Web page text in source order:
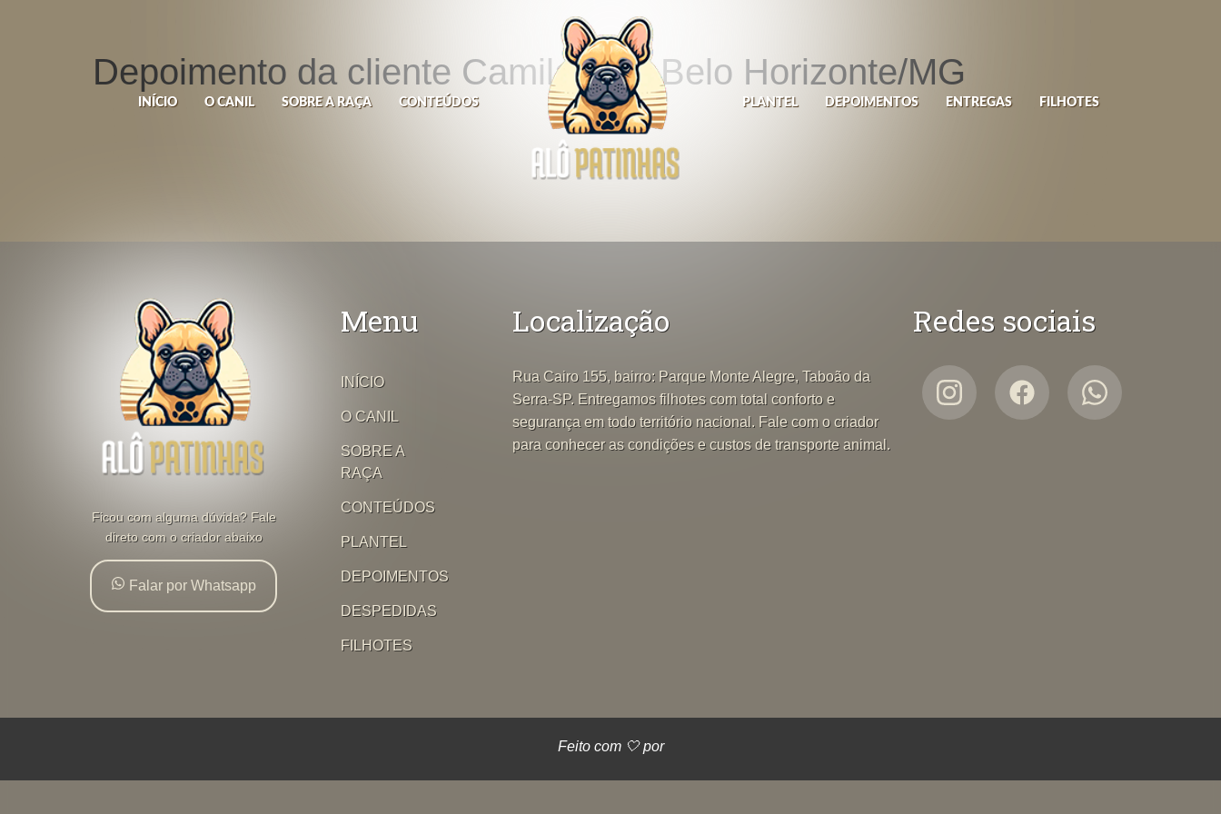
INÍCIO O CANIL SOBRE A RAÇA CONTEÚDOS PLANTEL DEPOIMENTOS ENTREGAS FILHOTES
Depoimento da cliente Camila R. – Belo Horizonte/MG
Ficou com alguma dúvida? Fale
direto com o criador abaixo
Falar por Whatsapp
Menu
INÍCIO
O CANIL
SOBRE A
RAÇA
CONTEÚDOS
PLANTEL
DEPOIMENTOS
DESPEDIDAS
FILHOTES
Localização
Rua Cairo 155, bairro: Parque Monte Alegre, Taboão da
Serra-SP. Entregamos filhotes com total conforto e
segurança em todo território nacional. Fale com o criador
para conhecer as condições e custos de transporte animal.
Redes sociais
Feito com 🤍 por